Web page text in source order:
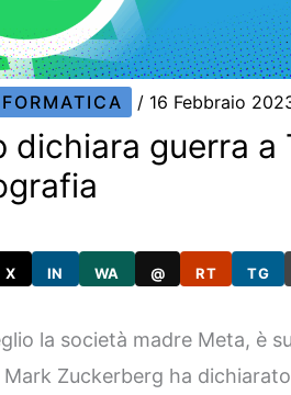
/ 16 Febbraio
dichiara guerra a
X IN WA @ RT TG
la società madre Meta, è
Zuckerberg ha